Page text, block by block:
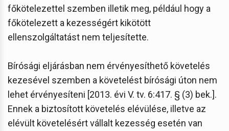
főkötelezettel szemben illetik meg, például hogy a
főkötelezett a kezességért kikötött
ellenszolgáltatást nem teljesítette.
Bírósági eljárásban nem érvényesíthető követelés
kezesével szemben a követelést bírósági úton nem
lehet érvényesíteni [2013. évi V. tv. 6:417. § (3) bek.].
Ennek a biztosított követelés elévülése, illetve az
elévült követelésért vállalt kezesség esetén van